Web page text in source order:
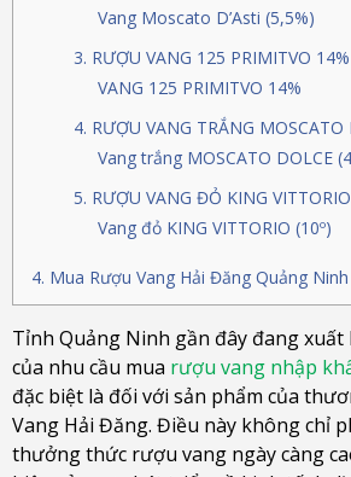
Vang Moscato D’Asti (5,5%)
3. RƯỢU VANG 125 PRIMITVO 14%
VANG 125 PRIMITVO 14%
4. RƯỢU VANG TRẮNG MOSCATO
Vang trắng MOSCATO DOLCE
5. RƯỢU VANG ĐỎ KING
Vang đỏ KING VITTORIO (10º)
Mua Rượu Vang Hải Đăng Quảng
Tỉnh Quảng Ninh gần đây đang
của nhu cầu mua rượu vang nhập
đặc biệt là đối với sản phẩm của
Vang Hải Đăng. Điều này không chỉ
thưởng thức rượu vang ngày càng